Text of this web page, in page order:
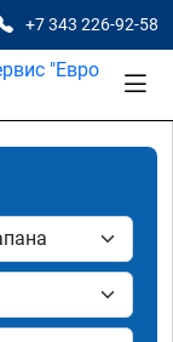
+7 343 226-92-58